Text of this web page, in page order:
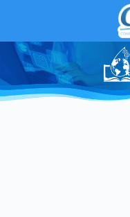
conteúdo